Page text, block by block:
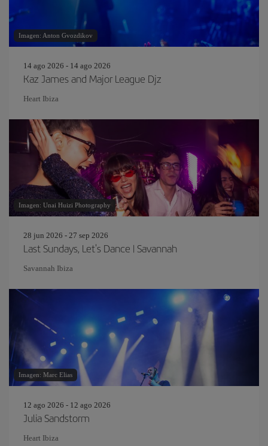
Imagen: Anton Gvozdikov
14 ago 2026 - 14 ago 2026
Kaz James and Major League Djz
Heart Ibiza
Imagen: Unai Huizi Photography
28 jun 2026 - 27 sep 2026
Last Sundays, Let's Dance | Savannah
Savannah Ibiza
Imagen: Marc Elias
12 ago 2026 - 12 ago 2026
Julia Sandstorm
Heart Ibiza